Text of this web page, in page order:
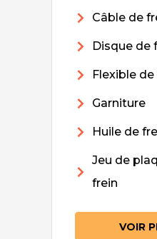
Câble de
Disque de
Flexible
Garniture
Huile de
Jeu de
frein
VOIR